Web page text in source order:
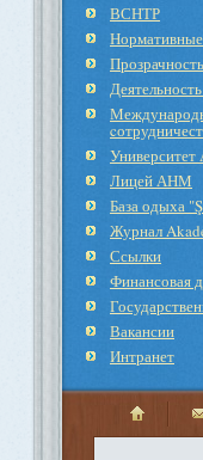
ВСНТР
Лицей АНМ
База одыха
Журнал
Ссылки
Финансовая
Вакансии
Интранет